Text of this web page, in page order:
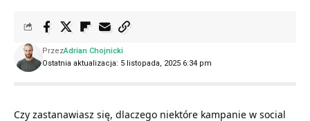
Ostatnia aktualizacja: 5 listopada, 2025 6:34 pm
PrzezAdrian Chojnicki
Czy zastanawiasz się, dlaczego niektóre kampanie w social